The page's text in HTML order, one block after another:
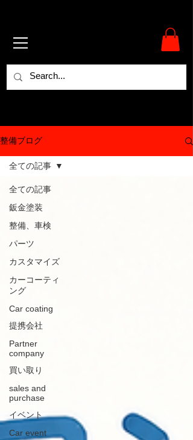
整備ブログ
全ての記事
鈑金塗装
整備、車検
パーツ
カスタマイズ
カーコーティ
ング
Car coating
提携会社
Partner
company
買い取り
sales and
purchase
イベント
Car event
全ての記事